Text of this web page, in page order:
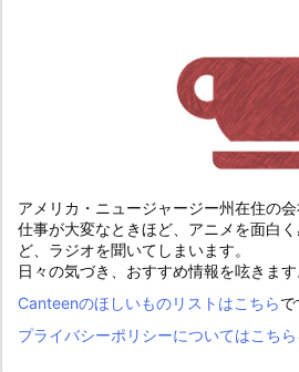
アメリカ・ニュージャージー州在住の会
仕事が大変なときほど、アニメを面白
ど、ラジオを聞いてしまいます。
日々の気づき、おすすめ情報を呟きます
Canteenのほしいものリストはこちらで
プライバシーポリシーについてはこちら